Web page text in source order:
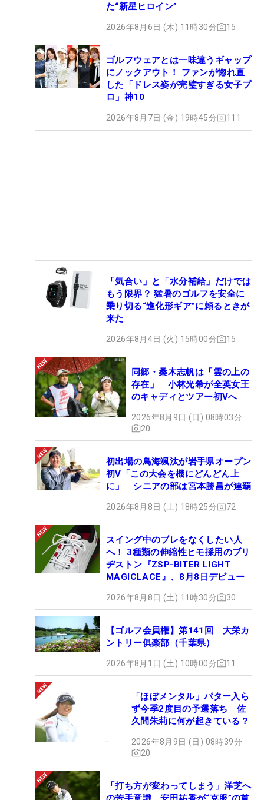
た“新星ヒロイン”
2026年8月6日 (木) 11時30分 15
ゴルフウェアとは一味違うギャップ
にノックアウト！ ファンが惚れ直
した「ドレス姿が完璧すぎる女子プ
ロ」神10
2026年8月7日 (金) 19時45分 111
「気合い」と「水分補給」だけでは
もう限界？ 猛暑のゴルフを安全に
乗り切る“進化形ギア”に頼るときが
来た
2026年8月4日 (火) 15時00分 15
同郷・桑木志帆は「雲の上の
存在」 小林光希が全英女王
のキャディとツアー初Vへ
2026年8月9日 (日) 08時03分
20
初出場の鳥海颯汰が岩手県オープン
初V「この大会を機にどんどん上
に」 シニアの部は宮本勝昌が連覇
2026年8月8日 (土) 18時25分 72
スイング中のブレをなくしたい人
へ！ 3種類の伸縮性ヒモ採用のブリ
ヂストン『ZSP-BITER LIGHT
MAGICLACE』、8月8日デビュー
2026年8月8日 (土) 11時30分 30
【ゴルフ会員権】第141回 大栄カ
ントリー俱楽部（千葉県）
2026年8月1日 (土) 10時00分 11
「ほぼメンタル」パター入ら
ず今季2度目の予選落ち 佐
久間朱莉に何が起きている？
2026年8月9日 (日) 08時39分
20
「打ち方が変わってしまう」洋芝へ